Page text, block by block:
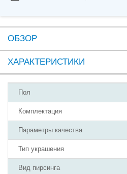
ОБЗОР
ХАРАКТЕРИСТИКИ
Пол
Комплектация
Параметры качества
Тип украшения
Вид пирсинга